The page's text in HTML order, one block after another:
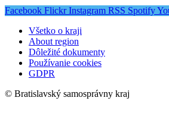
Facebook Flickr Instagram RSS Spotify
Všetko o kraji
About region
Dôležité dokumenty
Používanie cookies
GDPR
© Bratislavský samosprávny kraj